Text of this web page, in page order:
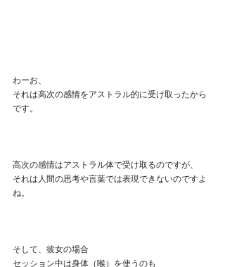
わーお、
それは高次の感情をアストラル的に受け取ったから
です。
高次の感情はアストラル体で受け取るのですが、
それは人間の思考や言葉では表現できないのですよ
ね。
そして、彼女の場合
セッション中は身体（喉）を使うのも